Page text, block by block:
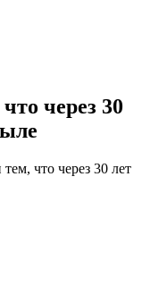
через 30
что через 30 лет